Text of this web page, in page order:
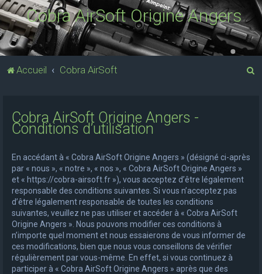
Cobra AirSoft Origine Angers
Accueil Cobra AirSoft
Cobra AirSoft Origine Angers -
Conditions d’utilisation
En accédant à « Cobra AirSoft Origine Angers » (désigné ci-après
par « nous », « notre », « nos », « Cobra AirSoft Origine Angers »
et « https://cobra-airsoft.fr »), vous acceptez d’être légalement
responsable des conditions suivantes. Si vous n’acceptez pas
d’être légalement responsable de toutes les conditions
suivantes, veuillez ne pas utiliser et accéder à « Cobra AirSoft
Origine Angers ». Nous pouvons modifier ces conditions à
n’importe quel moment et nous essaierons de vous informer de
ces modifications, bien que nous vous conseillons de vérifier
régulièrement par vous-même. En effet, si vous continuez à
participer à « Cobra AirSoft Origine Angers » après que des